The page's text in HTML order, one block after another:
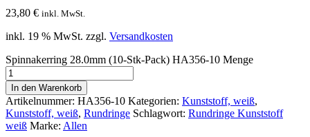
23,80 € inkl. MwSt.
inkl. 19 % MwSt. zzgl. Versandkosten
Spinnakerring 28.0mm (10-Stk-Pack) HA356-10 Menge
In den Warenkorb
Artikelnummer: HA356-10 Kategorien: Kunststoff, weiß,
Kunststoff, weiß, Rundringe Schlagwort: Rundringe Kunststoff
weiß Marke: Allen